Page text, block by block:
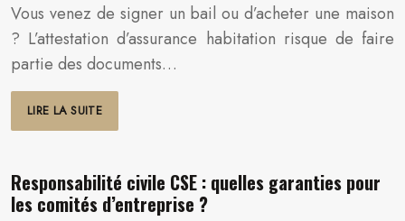
Vous venez de signer un bail ou d’acheter une maison
? L’attestation d’assurance habitation risque de faire
partie des documents…
LIRE LA SUITE
Responsabilité civile CSE : quelles garanties pour
les comités d’entreprise ?